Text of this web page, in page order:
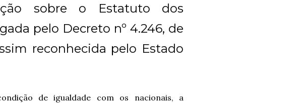
sobre o Estatuto dos
pelo Decreto nº 4.246, de
reconhecida pelo Estado
de igualdade com os nacionais, a